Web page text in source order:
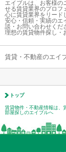
エイブルは、お客様の
せる賃貸業界のプロフ
心に賃貸業界をリード
安心・信頼・実績のエ
談・お問い合わせくだ
理想の賃貸物件探し・
賃貸・不動産のエイ
トップ
賃貸物件・不動産情報は、
部屋探しのエイブルへ